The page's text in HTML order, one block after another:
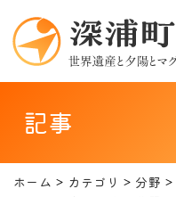
記事
ホーム カテゴリ 分野